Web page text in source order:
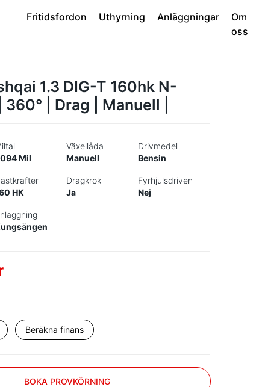
Fritidsfordon Uthyrning Anläggningar
Om
oss
1.3 DIG-T 160hk N-
| Drag | Manuell |
Mil
Växellåda
Manuell
Drivmedel
Bensin
HK
Dragkrok
Ja
Fyrhjulsdriven
Nej
Beräkna finans
BOKA PROVKÖRNING